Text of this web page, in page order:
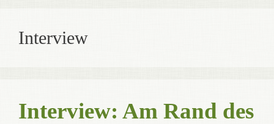
Interview
Interview: Am Rand des